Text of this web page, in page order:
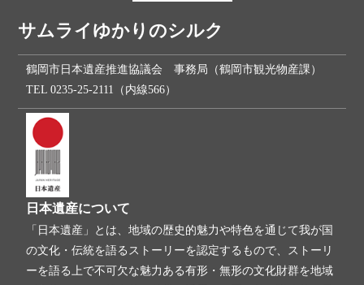
サムライゆかりのシルク
鶴岡市日本遺産推進協議会 事務局（鶴岡市観光物産課）
TEL 0235-25-2111（内線566）
日本遺産について
「日本遺産」とは、地域の歴史的魅力や特色を通じて我が国
の文化・伝統を語るストーリーを認定するもので、ストーリ
ーを語る上で不可欠な魅力ある有形・無形の文化財群を地域